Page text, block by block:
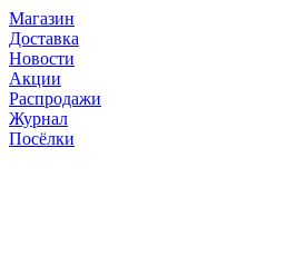
Магазин
Доставка
Новости
Акции
Распродажи
Журнал
Посёлки